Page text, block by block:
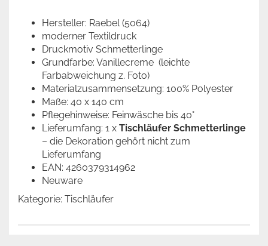
Hersteller: Raebel (5064)
moderner Textildruck
Druckmotiv Schmetterlinge
Grundfarbe: Vanillecreme (leichte
Farbabweichung z. Foto)
Materialzusammensetzung: 100% Polyester
Maße: 40 x 140 cm
Pflegehinweise: Feinwäsche bis 40°
Lieferumfang: 1 x Tischläufer Schmetterlinge
– die Dekoration gehört nicht zum
Lieferumfang
EAN: 4260379314962
Neuware
Kategorie: Tischläufer